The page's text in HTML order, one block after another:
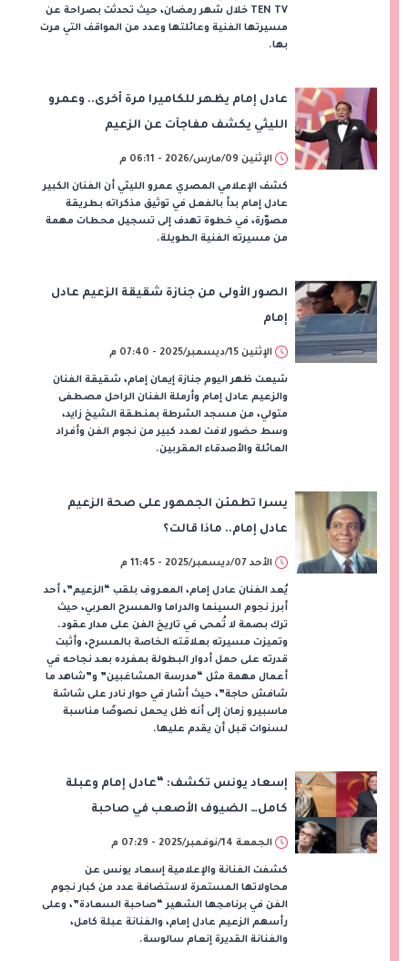
TEN TV خلال شهر رمضان، حيث تحدثت بصراحة عن
مسيرتها الفنية وعائلتها وعدد من المواقف التي مرت
بها.
عادل إمام يظهر للكاميرا مرة أخرى.. وعمرو
الليثي يكشف مفاجآت عن الزعيم
الإثنين 09/مارس/2026 - 06:11 م
كشف الإعلامي المصري عمرو الليثي أن الفنان الكبير
عادل إمام بدأ بالفعل في توثيق مذكراته بطريقة
مصوّرة، في خطوة تهدف إلى تسجيل محطات مهمة
من مسيرته الفنية الطويلة.
الصور الأولى من جنازة شقيقة الزعيم عادل
إمام
الإثنين 15/ديسمبر/2025 - 07:40 م
شيعت ظهر اليوم جنازة إيمان إمام، شقيقة الفنان
والزعيم عادل إمام وأرملة الفنان الراحل مصطفى
متولي، من مسجد الشرطة بمنطقة الشيخ زايد،
وسط حضور لافت لعدد كبير من نجوم الفن وأفراد
العائلة والأصدقاء المقربين.
يسرا تطمئن الجمهور على صحة الزعيم
عادل إمام.. ماذا قالت؟
الأحد 07/ديسمبر/2025 - 11:45 م
يُعد الفنان عادل إمام، المعروف بلقب “الزعيم”، أحد
أبرز نجوم السينما والدراما والمسرح العربي، حيث
ترك بصمة لا تُمحى في تاريخ الفن على مدار عقود.
وتميزت مسيرته بعلاقته الخاصة بالمسرح، وأثبت
قدرته على حمل أدوار البطولة بمفرده بعد نجاحه في
أعمال مهمة مثل “مدرسة المشاغبين” و”شاهد ما
شافش حاجة”، حيث أشار في حوار نادر على شاشة
ماسبيرو زمان إلى أنه ظل يحمل نصوصًا مناسبة
لسنوات قبل أن يقدم عليها.
إسعاد يونس تكشف: “عادل إمام وعبلة
كامل… الضيوف الأصعب في صاحبة
السعادة!”
الجمعة 14/نوفمبر/2025 - 07:29 م
كشفت الفنانة والإعلامية إسعاد يونس عن
محاولاتها المستمرة لاستضافة عدد من كبار نجوم
الفن في برنامجها الشهير “صاحبة السعادة”، وعلى
رأسهم الزعيم عادل إمام، والفنانة عبلة كامل،
والفنانة القديرة إنعام سالوسة.